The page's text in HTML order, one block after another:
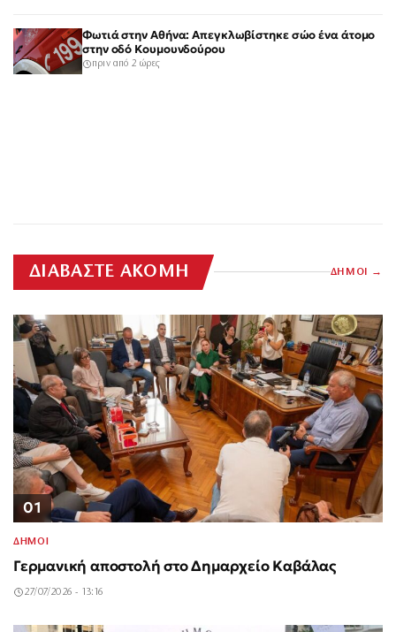
Φωτιά στην Αθήνα: Απεγκλωβίστηκε σώο ένα άτομο
στην οδό Κουμουνδούρου
πριν από 2 ώρες
ΔΙΑΒΑΣΤΕ ΑΚΟΜΗ ΔΗΜΟΙ
01
ΔΗΜΟΙ
Γερμανική αποστολή στο Δημαρχείο Καβάλας
27/07/2026 - 13:16